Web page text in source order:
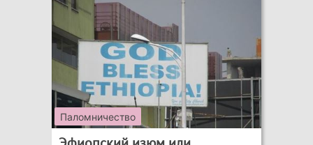
Паломничество